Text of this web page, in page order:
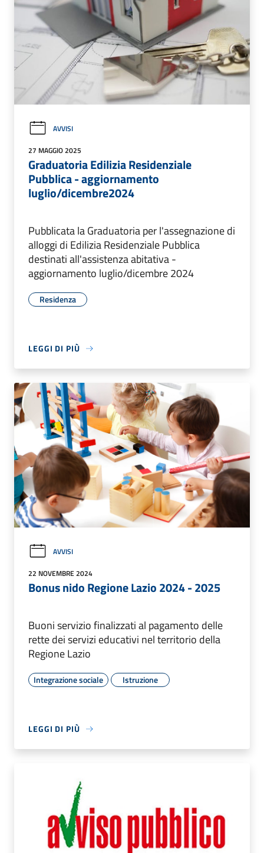
AVVISI
27 MAGGIO 2025
Graduatoria Edilizia Residenziale
Pubblica - aggiornamento
luglio/dicembre2024
Pubblicata la Graduatoria per l'assegnazione di
alloggi di Edilizia Residenziale Pubblica
destinati all'assistenza abitativa -
aggiornamento luglio/dicembre 2024
Residenza
LEGGI DI PIÙ
AVVISI
22 NOVEMBRE 2024
Bonus nido Regione Lazio 2024 - 2025
Buoni servizio finalizzati al pagamento delle
rette dei servizi educativi nel territorio della
Regione Lazio
Integrazione sociale Istruzione
LEGGI DI PIÙ